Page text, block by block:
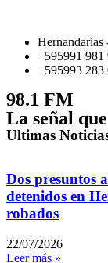
Hernandarias
+595991 981
+595993 283
98.1 FM
La señal
Ultimas
Dos presuntos
detenidos en
robados
22/07/2026
Leer más »